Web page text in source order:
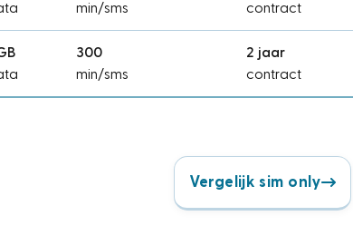
min/sms
contract
300
min/sms
2 jaar
contract
Vergelijk sim only